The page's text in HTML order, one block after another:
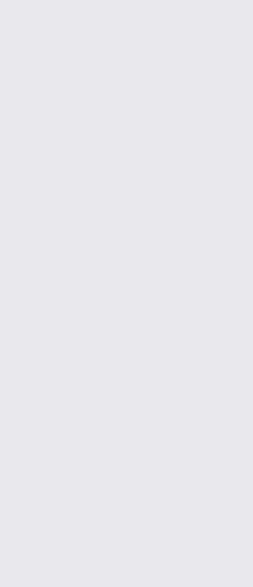
ตรงใหญ่ ทองเหลือง
งอเล็ก 45 ทองเหลือง
ตรงแทรกเตอร์
ตรงกลาง
งอใหญ่45
อเล็ก45